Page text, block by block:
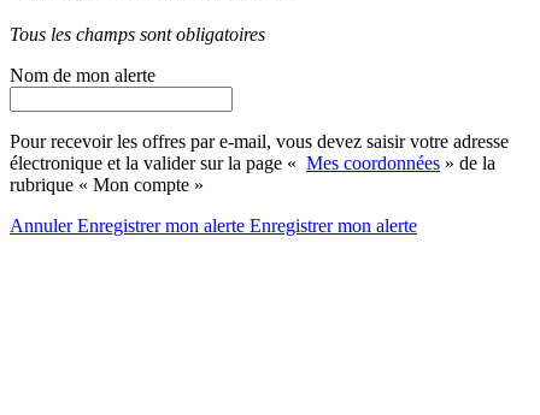
Tous les champs sont obligatoires
Nom de mon alerte
Pour recevoir les offres par e-mail, vous devez saisir votre adresse
électronique et la valider sur la page « Mes coordonnées » de la
rubrique « Mon compte »
AnnulerEnregistrer mon alerte Enregistrermon alerte